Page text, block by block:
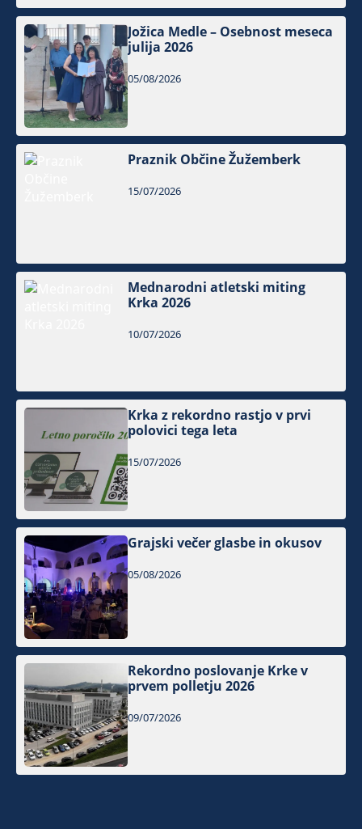
Jožica Medle – Osebnost meseca
julija 2026
05/08/2026
Praznik Občine Žužemberk
15/07/2026
Mednarodni atletski miting
Krka 2026
10/07/2026
Krka z rekordno rastjo v prvi
polovici tega leta
15/07/2026
Grajski večer glasbe in okusov
05/08/2026
Rekordno poslovanje Krke v
prvem polletju 2026
09/07/2026